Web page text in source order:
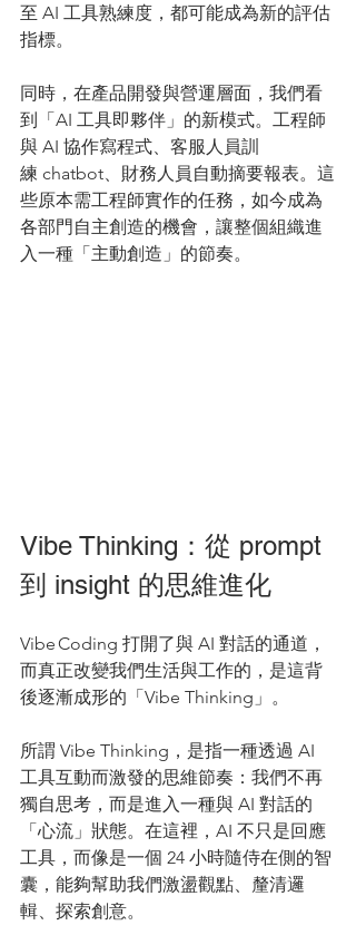
至 AI 工具熟練度，都可能成為新的評估
指標。
同時，在產品開發與營運層面，我們看
到「AI 工具即夥伴」的新模式。工程師
與 AI 協作寫程式、客服人員訓
練 chatbot、財務人員自動摘要報表。這
些原本需工程師實作的任務，如今成為
各部門自主創造的機會，讓整個組織進
入一種「主動創造」的節奏。
Vibe Thinking：從 prompt
到 insight 的思維進化
Vibe Coding 打開了與 AI 對話的通道，
而真正改變我們生活與工作的，是這背
後逐漸成形的「Vibe Thinking」。
所謂 Vibe Thinking，是指一種透過 AI
工具互動而激發的思維節奏：我們不再
獨自思考，而是進入一種與 AI 對話的
「心流」狀態。在這裡，AI 不只是回應
工具，而像是一個 24 小時隨侍在側的智
囊，能夠幫助我們激盪觀點、釐清邏
輯、探索創意。